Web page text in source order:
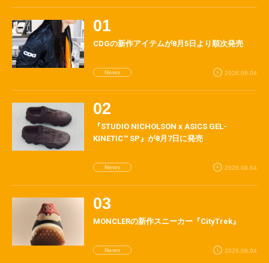
CDGの新作アイテムが8月5日より順次発売
News 2026.08.04
『STUDIO NICHOLSON x ASICS GEL-
KINETIC™ SP』が8月7日に発売
News 2026.08.04
MONCLERの新作スニーカー『CityTrek』
News 2026.08.04